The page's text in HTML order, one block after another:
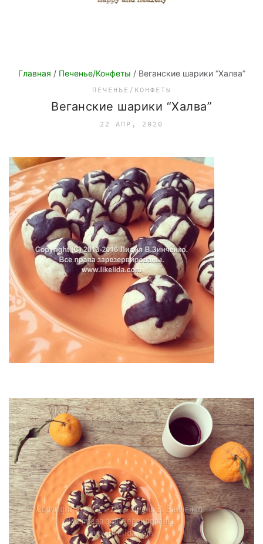
Главная / Печенье/Конфеты / Веганские шарики “Халва”
ПЕЧЕНЬЕ/КОНФЕТЫ
Веганские шарики “Халва”
22 АПР, 2020